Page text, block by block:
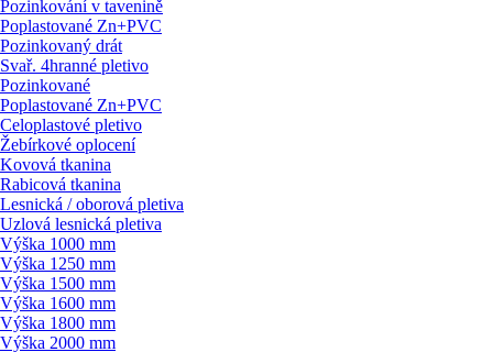
Pozinkování v tavenině
Poplastované Zn+PVC
Pozinkovaný drát
Svař. 4hranné pletivo
Pozinkované
Poplastované Zn+PVC
Celoplastové pletivo
Žebírkové oplocení
Kovová tkanina
Rabicová tkanina
Lesnická / oborová pletiva
Uzlová lesnická pletiva
Výška 1000 mm
Výška 1250 mm
Výška 1500 mm
Výška 1600 mm
Výška 1800 mm
Výška 2000 mm